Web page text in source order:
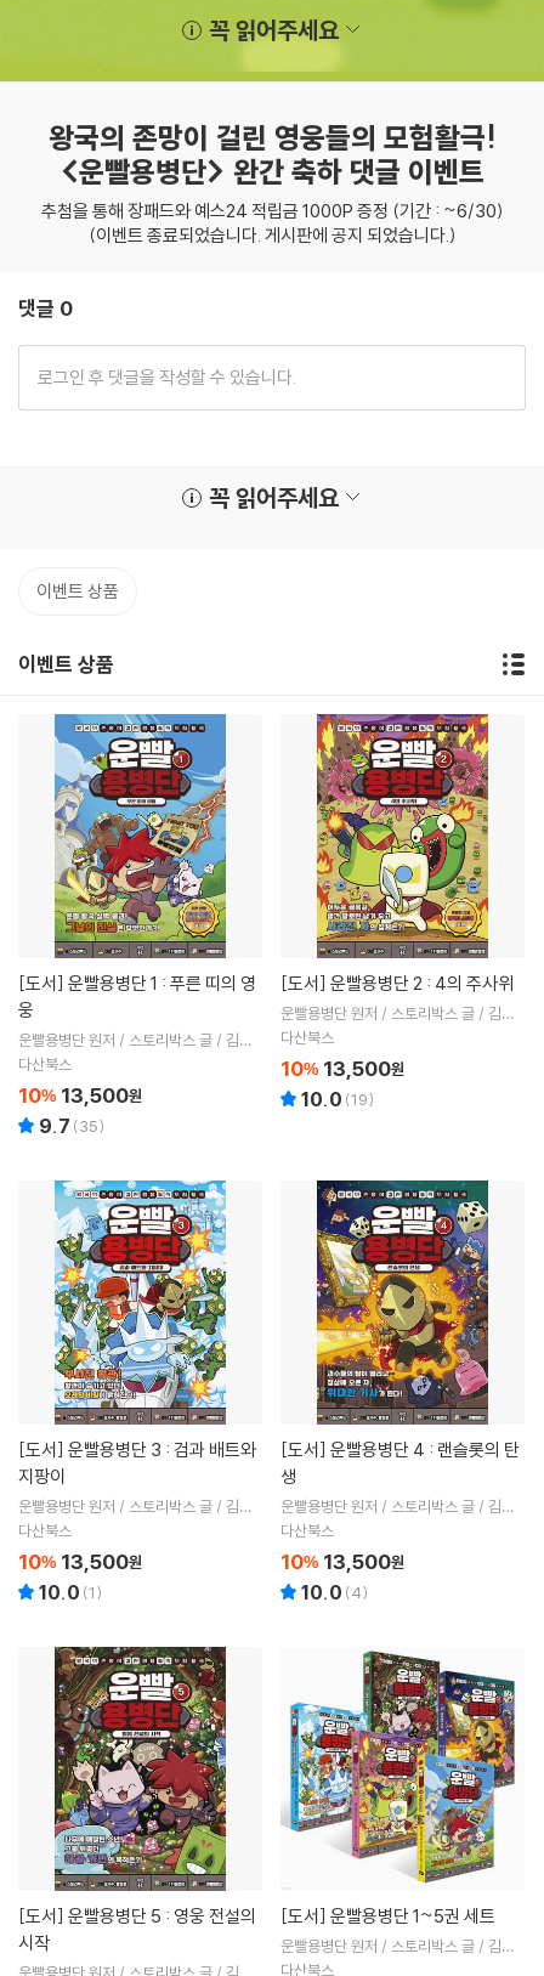
꼭 읽어주세요
왕국의 존망이 걸린 영웅들의 모험활극!
<운빨용병단> 완간 축하 댓글 이벤트
추첨을 통해 장패드와 예스24 적립금 1000P 증정 (기간 : ~6/30)
(이벤트 종료되었습니다. 게시판에 공지 되었습니다.)
댓글 0
꼭 읽어주세요
이벤트 상품
이벤트 상품
[도서]
웅
운빨용병단 원저 / 스토리박스 글 / 김기
수 그림
다산북스
10% 13,500원
9.7 (35)
[도서] 운빨용병단 2 : 4의 주사위
운빨용병단 원저 / 스토리박스 글 / 김기
수 그림
다산북스
10% 13,500원
10.0 (19)
[도서]
지팡이
운빨용병단 원저 / 스토리박스 글 / 김기
수,황정호 그림
다산북스
10% 13,500원
10.0 (1)
[도서]
생
운빨용병단 원저 / 스토리박스 글 / 김기
수,황정호 그림
다산북스
10% 13,500원
10.0 (4)
[도서]
시작
운빨용병단 원저 / 스토리박스 글 / 김기
[도서] 운빨용병단 1~5권 세트
운빨용병단 원저 / 스토리박스 글 / 김기
수,황정호 그림
다산북스